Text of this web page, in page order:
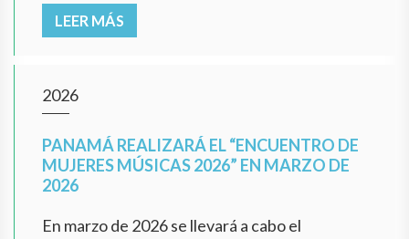
LEER MÁS
2026
PANAMÁ REALIZARÁ EL “ENCUENTRO DE
MUJERES MÚSICAS 2026” EN MARZO DE
2026
En marzo de 2026 se llevará a cabo el